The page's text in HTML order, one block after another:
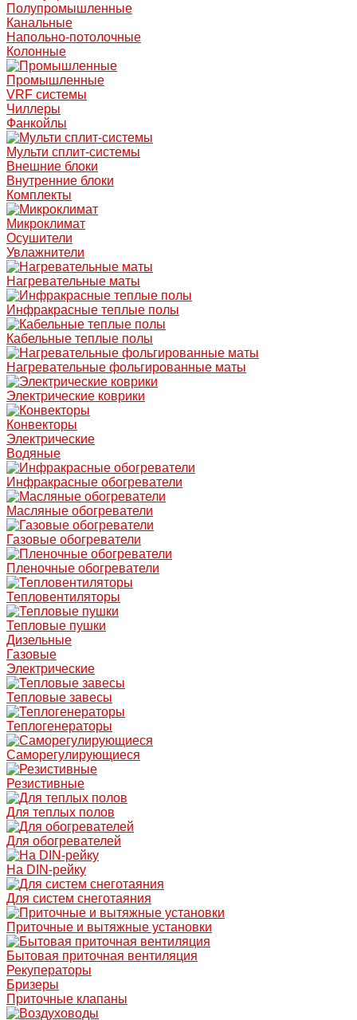
Полупромышленные
Канальные
Напольно-потолочные
Колонные
Промышленные
VRF системы
Чиллеры
Фанкойлы
Мульти сплит-системы
Внешние блоки
Внутренние блоки
Комплекты
Микроклимат
Осушители
Увлажнители
Нагревательные маты
Инфракрасные теплые полы
Кабельные теплые полы
Нагревательные фольгированные маты
Электрические коврики
Конвекторы
Электрические
Водяные
Инфракрасные обогреватели
Масляные обогреватели
Газовые обогреватели
Пленочные обогреватели
Тепловентиляторы
Тепловые пушки
Дизельные
Газовые
Электрические
Тепловые завесы
Теплогенераторы
Саморегулирующиеся
Резистивные
Для теплых полов
Для обогревателей
На DIN-рейку
Для систем снеготаяния
Приточные и вытяжные установки
Бытовая приточная вентиляция
Рекуператоры
Бризеры
Приточные клапаны